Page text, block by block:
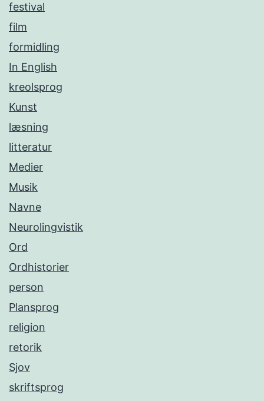
festival
film
formidling
In English
kreolsprog
Kunst
læsning
litteratur
Medier
Musik
Navne
Neurolingvistik
Ord
Ordhistorier
person
Plansprog
religion
retorik
Sjov
skriftsprog